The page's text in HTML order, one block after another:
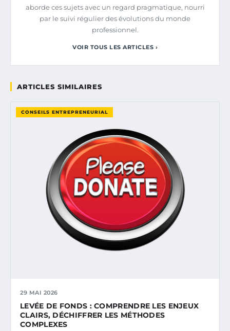
aborde ces sujets avec un regard pragmatique, nourri
par le suivi régulier des évolutions du monde
professionnel.
VOIR TOUS LES ARTICLES ›
ARTICLES SIMILAIRES
CONSEILS ENTREPRENEURIAL
29 MAI 2026
LEVÉE DE FONDS : COMPRENDRE LES ENJEUX
CLAIRS, DÉCHIFFRER LES MÉTHODES
COMPLEXES